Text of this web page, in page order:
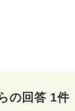
の回答 1件